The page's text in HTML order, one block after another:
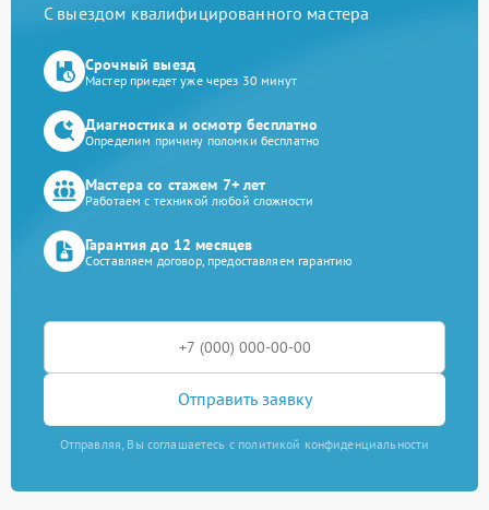
С выездом квалифицированного мастера
Срочный выезд
Мастер приедет уже через 30 минут
Диагностика и осмотр бесплатно
Определим причину поломки бесплатно
Мастера со стажем 7+ лет
Работаем с техникой любой сложности
Гарантия до 12 месяцев
Составляем договор, предоставляем гарантию
Отправить заявку
Отправляя, Вы соглашаетесь с политикой конфиденциальности